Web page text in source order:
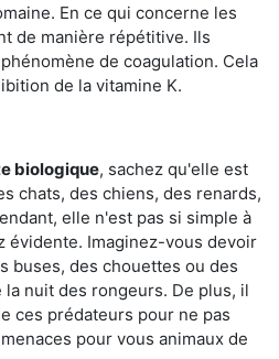
En ce qui concerne les
de manière répétitive. Ils
de coagulation. Cela
de la vitamine K.
biologique, sachez qu'elle est
chats, des chiens, des renards,
elle n'est pas si simple à
évidente. Imaginez-vous devoir
buses, des chouettes ou des
nuit des rongeurs. De plus, il
ces prédateurs pour ne pas
pour vous animaux de